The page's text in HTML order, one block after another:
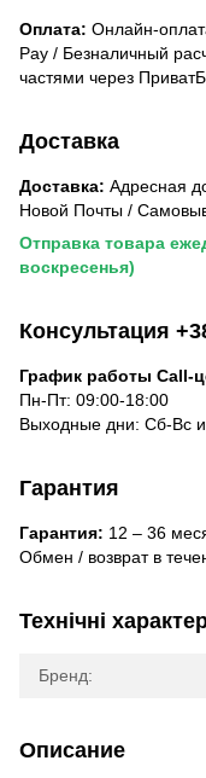
Оплата: Онлайн-
Pay / Безналичный
частями через
Доставка
Доставка: Адресная
Новой Почты /
Отправка товара
воскресенья)
Консультация
График работы Call-
Пн-Пт: 09:00-18:00
Выходные дни: Сб-Вс
Гарантия
Гарантия: 12 – 36
Обмен / возврат в
Технічні
Бренд:
Описание